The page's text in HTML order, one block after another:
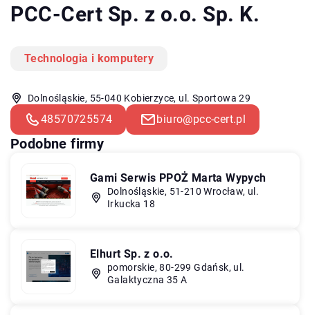
PCC-Cert Sp. z o.o. Sp. K.
Technologia i komputery
Dolnośląskie, 55-040 Kobierzyce, ul. Sportowa 29
48570725574 biuro@pcc-cert.pl
Podobne firmy
Gami Serwis PPOŻ Marta Wypych
Dolnośląskie, 51-210 Wrocław, ul.
Irkucka 18
Elhurt Sp. z o.o.
pomorskie, 80-299 Gdańsk, ul.
Galaktyczna 35 A